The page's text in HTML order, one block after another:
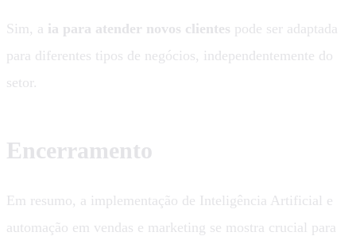
Sim, a ia para atender novos clientes pode ser adaptada
para diferentes tipos de negócios, independentemente do
setor.
Encerramento
Em resumo, a implementação de Inteligência Artificial e
automação em vendas e marketing se mostra crucial para